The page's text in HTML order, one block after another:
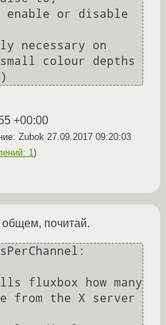
or disable
necessary on
colour depths
+00:00
Zubok 27.09.2017 09:20:03
1)
почитай.
from the X server